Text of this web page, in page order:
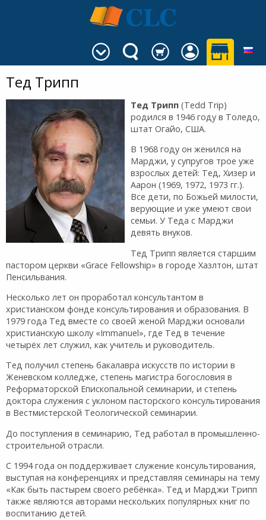
Тед Трипп
Тед Трипп (Tedd Trip)
родился в 1946 году в Толедо,
штат Огайо, США.
В 1968 году он женился на
Марджи, у супругов трое уже
взрослых детей: Тед, Хизер и
Аарон (1969, 1972, 1973 гг.).
Все дети, по Божьей милости,
верующие и уже умеют свои
семьи. У Теда с Марджи
девять внуков.
Тед Трипп является старшим
пастором церкви «Grace Fellowship» в городе Хазлтон, штат
Пенсильвания.
Несколько лет он проработал консультантом в
христианском фонде консультирования и образования. В
1979 года Тед вместе со своей женой Марджи основали
христианскую школу «Immanuel», где Тед в течение
четырёх лет служил, как учитель и руководитель.
Тед получил степень бакалавра искусств по истории в
Женевском колледже, степень магистра богословия в
Реформаторской Епископальной семинарии, и степень
доктора служения с уклоном пасторского консультирования
в Вестмистерской Теологической семинарии.
До поступления в семинарию, Тед работал в промышленно-
строительной отрасли.
С 1994 года он поддерживает служение консультирования,
выступая на конференциях и представляя семинары на тему
«Как быть пастырем своего ребёнка». Тед и Марджи Трипп
также являются авторами нескольких популярных книг по
воспитанию детей.